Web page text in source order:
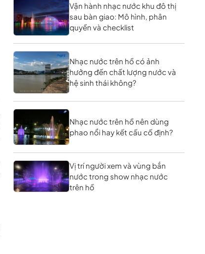
Vận hành nhạc nước khu đô thị
sau bàn giao: Mô hình, phân
quyền và checklist
Nhạc nước trên hồ có ảnh
hưởng đến chất lượng nước và
hệ sinh thái không?
Nhạc nước trên hồ nên dùng
phao nổi hay kết cấu cố định?
Vị trí người xem và vùng bắn
nước trong show nhạc nước
trên hồ